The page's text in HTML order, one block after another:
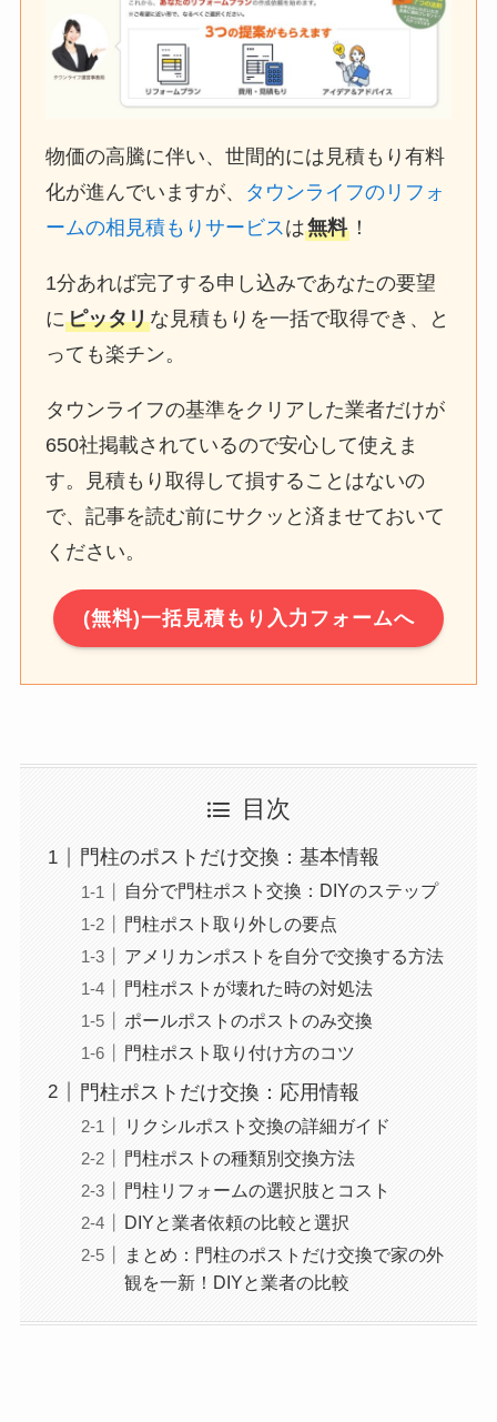
物価の高騰に伴い、世間的には見積もり有料
化が進んでいますが、 タウンライフのリフォ
ームの相見積もりサービス は無料 ！
1分あれば完了する申し込みであなたの要望
にピッタリな見積もりを一括で取得でき、と
っても楽チン。
タウンライフの基準をクリアした業者だけが
650社掲載されているので安心して使えま
す。見積もり取得して損することはないの
で、記事を読む前にサクッと済ませておいて
ください。
(無料)一括見積もり入力フォームへ
目次
門柱のポストだけ交換：基本情報
自分で門柱ポスト交換：DIYのステップ
門柱ポスト取り外しの要点
アメリカンポストを自分で交換する方法
門柱ポストが壊れた時の対処法
ポールポストのポストのみ交換
門柱ポスト取り付け方のコツ
門柱ポストだけ交換：応用情報
リクシルポスト交換の詳細ガイド
門柱ポストの種類別交換方法
門柱リフォームの選択肢とコスト
DIYと業者依頼の比較と選択
まとめ：門柱のポストだけ交換で家の外
観を一新！DIYと業者の比較